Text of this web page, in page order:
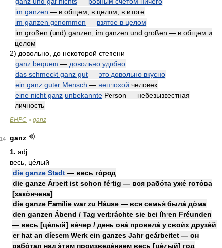
im ganzen — в общем, в целом; в итоге
im ganzen genommen — взятое в целом
im großen (und) ganzen, im ganzen und großen — в общем и
целом
2) довольно, до некоторой степени
ganz bequem — довольно удобно
das schmeckt ganz gut — это довольно вкусно
ein ganz guter Mensch — неплохой человек
eine nicht ganz unbekannte Person — небезызвестная
личность
БНРС > ganz
14
ganz
1. adj
весь, це́лый
die ganze Stadt — весь го́род
die ganze Árbeit ist schon fértig — вся рабо́та уже́ гото́ва
[зако́нчена]
die ganze Famílie war zu Háuse — вся семья́ была́ до́ма
den ganzen Ábend / Tag verbráchte sie bei íhren Fréunden
— весь [це́лый] ве́чер / день она́ провела́ у свои́х друзе́й
er hat an díesem Werk ein ganzes Jahr geárbeitet — он
рабо́тал над э́тим произведе́нием весь [це́лый] год